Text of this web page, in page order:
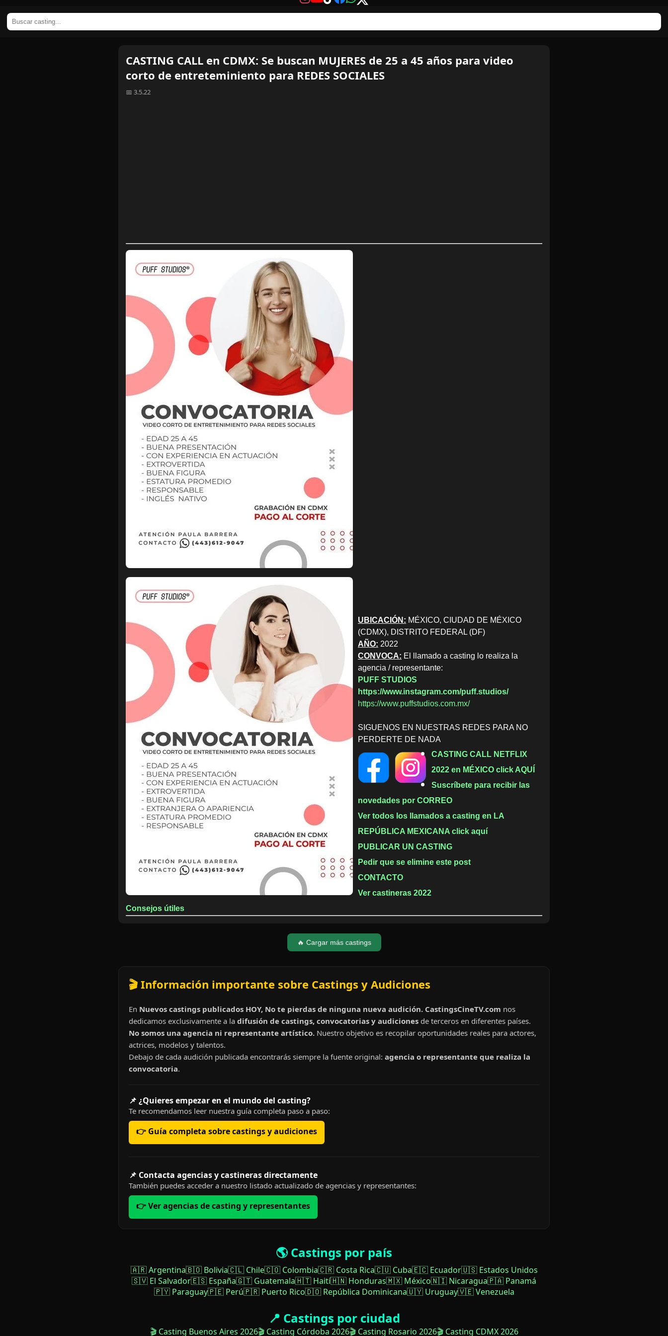
CASTING CALL en CDMX: Se buscan MUJERES de 25 a 45 años para video
corto de entreteminiento para REDES SOCIALES
📅 3.5.22
UBICACIÓN: MÉXICO, CIUDAD DE MÉXICO
(CDMX), DISTRITO FEDERAL (DF)
AÑO: 2022
CONVOCA: El llamado a casting lo realiza la
agencia / representante:
PUFF STUDIOS
https://www.instagram.com/puff.studios/
https://www.puffstudios.com.mx/
SIGUENOS EN NUESTRAS REDES PARA NO
PERDERTE DE NADA
CASTING CALL NETFLIX
2022 en MÉXICO click AQUÍ
Suscríbete para recibir las
novedades por CORREO
Ver todos los llamados a casting en LA
REPÚBLICA MEXICANA click aquí
PUBLICAR UN CASTING
Pedir que se elimine este post
CONTACTO
Ver castineras 2022
Consejos útiles
🔥 Cargar más castings
🎬 Información importante sobre Castings y Audiciones
En Nuevos castings publicados HOY, No te pierdas de ninguna nueva audición. CastingsCineTV.com nos
dedicamos exclusivamente a la difusión de castings, convocatorias y audiciones de terceros en diferentes países.
No somos una agencia ni representante artístico. Nuestro objetivo es recopilar oportunidades reales para actores,
actrices, modelos y talentos.
Debajo de cada audición publicada encontrarás siempre la fuente original: agencia o representante que realiza la
convocatoria.
📌 ¿Quieres empezar en el mundo del casting?
Te recomendamos leer nuestra guía completa paso a paso:
👉 Guía completa sobre castings y audiciones
📌 Contacta agencias y castineras directamente
También puedes acceder a nuestro listado actualizado de agencias y representantes:
👉 Ver agencias de casting y representantes
🌎 Castings por país
🇦🇷 Argentina🇧🇴 Bolivia🇨🇱 Chile🇨🇴 Colombia🇨🇷 Costa Rica🇨🇺 Cuba🇪🇨 Ecuador🇺🇸 Estados Unidos
🇸🇻 El Salvador🇪🇸 España🇬🇹 Guatemala🇭🇹 Haití🇭🇳 Honduras🇲🇽 México🇳🇮 Nicaragua🇵🇦 Panamá
🇵🇾 Paraguay🇵🇪 Perú🇵🇷 Puerto Rico🇩🇴 República Dominicana🇺🇾 Uruguay🇻🇪 Venezuela
📍 Castings por ciudad
🎬 Casting Buenos Aires 2026🎬 Casting Córdoba 2026🎬 Casting Rosario 2026🎬 Casting CDMX 2026